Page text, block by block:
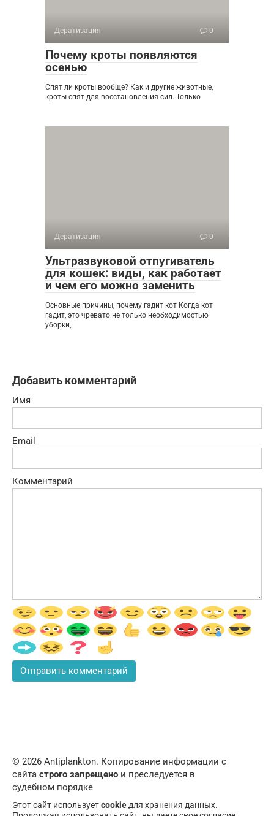
Дератизация 0
Почему кроты появляются
осенью
Спят ли кроты вообще? Как и другие животные,
кроты спят для восстановления сил. Только
Дератизация 0
Ультразвуковой отпугиватель
для кошек: виды, как работает
и чем его можно заменить
Основные причины, почему гадит кот Когда кот
гадит, это чревато не только необходимостью
уборки,
Добавить комментарий
Имя
Email
Комментарий
© 2026 Аntiplankton. Копирование информации с
сайта строго запрещено и преследуется в
судебном порядке
Этот сайт используетcookie для хранения данных.